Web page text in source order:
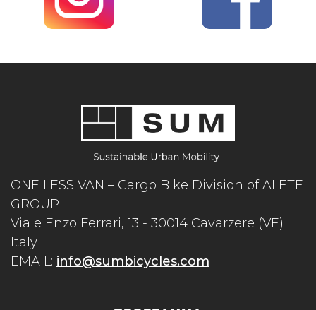
ONE LESS VAN – Cargo Bike Division of ALETE
GROUP
Viale Enzo Ferrari, 13 - 30014 Cavarzere (VE)
Italy
EMAIL: info@sumbicycles.com